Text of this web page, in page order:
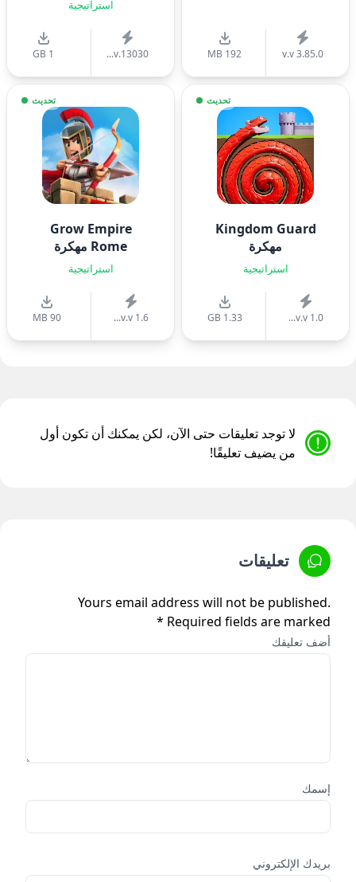
v.v 3.85.0
192 MB
استراتيجية
v.13030...
1 GB
تحديث
Kingdom Guard
مهكرة
استراتيجية
v.v 1.0...
1.33 GB
تحديث
Grow Empire
Rome مهكرة
استراتيجية
v.v 1.6...
90 MB
لا توجد تعليقات حتى الآن، لكن يمكنك أن تكون أول
من يضيف تعليقًا!
تعليقات
Yours email address will not be published.
Required fields are marked *
أضف تعليقك
إسمك
بريدك الإلكتروني